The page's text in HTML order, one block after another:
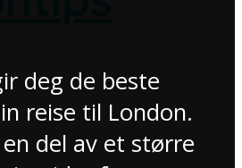
deg de beste
reise til London.
del av et større